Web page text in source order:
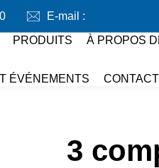
E-mail :
PRODUITS À PROPOS
ÉVÉNEMENTS CONTACT
3